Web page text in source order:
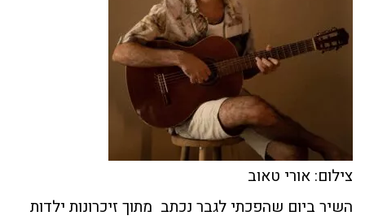
צילום: אורי טאוב
השיר ביום שהפכתי לגבר נכתב מתוך זיכרונות ילדות